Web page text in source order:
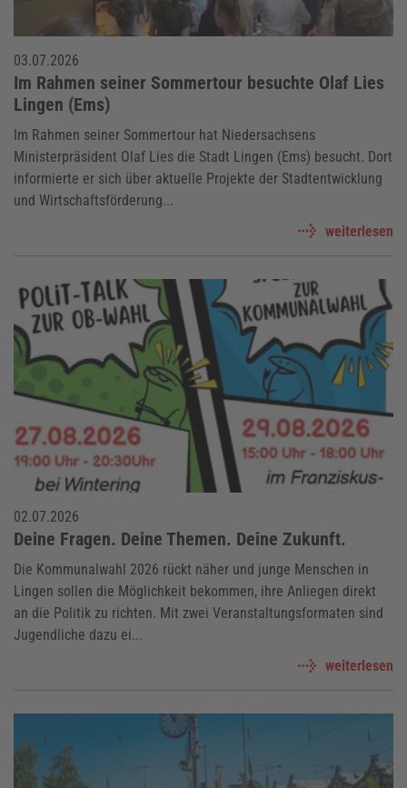
03.07.2026
Im Rahmen seiner Sommertour besuchte Olaf Lies
Lingen (Ems)
Im Rahmen seiner Sommertour hat Niedersachsens
Ministerpräsident Olaf Lies die Stadt Lingen (Ems) besucht. Dort
informierte er sich über aktuelle Projekte der Stadtentwicklung
und Wirtschaftsförderung...
weiterlesen
02.07.2026
Deine Fragen. Deine Themen. Deine Zukunft.
Die Kommunalwahl 2026 rückt näher und junge Menschen in
Lingen sollen die Möglichkeit bekommen, ihre Anliegen direkt
an die Politik zu richten. Mit zwei Veranstaltungsformaten sind
Jugendliche dazu ei...
weiterlesen